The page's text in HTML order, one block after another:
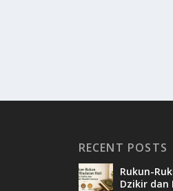
RECENT POSTS
Rukun-
Dzikir dan